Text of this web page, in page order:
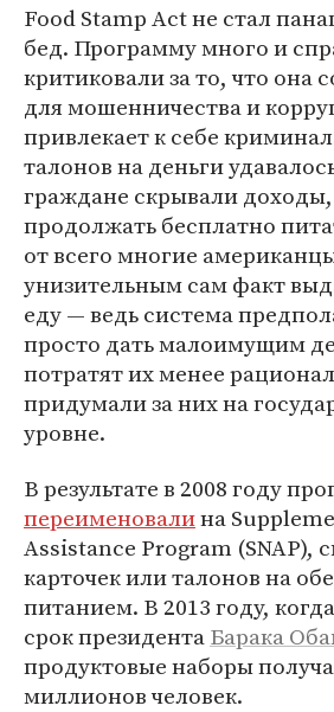
Food Stamp Act не стал
бед. Программу много и
критиковали за то, что она
для мошенничества и
привлекает к себе
талонов на деньги
граждане скрывали
продолжать бесплатно
от всего многие
унизительным сам факт
еду — ведь система
просто дать малоимущим
потратят их менее
придумали за них на
уровне.
В результате в 2008 году
переименовалина
Assistance Program (SNAP),
карточек или талонов на
питанием. В 2013 году,
срок президентаБарака
продуктовые наборы
миллионов человек.